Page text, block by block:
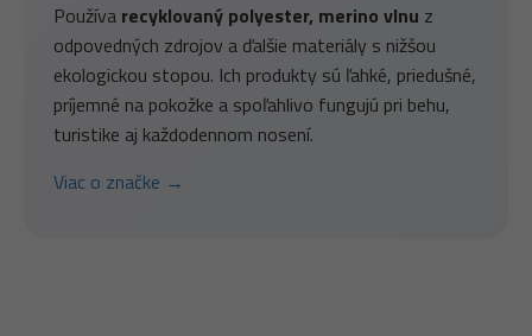
Používa recyklovaný polyester, merino vlnu z
odpovedných zdrojov a ďalšie materiály s nižšou
ekologickou stopou. Ich produkty sú ľahké, priedušné,
príjemné na pokožke a spoľahlivo fungujú pri behu,
turistike aj každodennom nosení.
Viac o značke →